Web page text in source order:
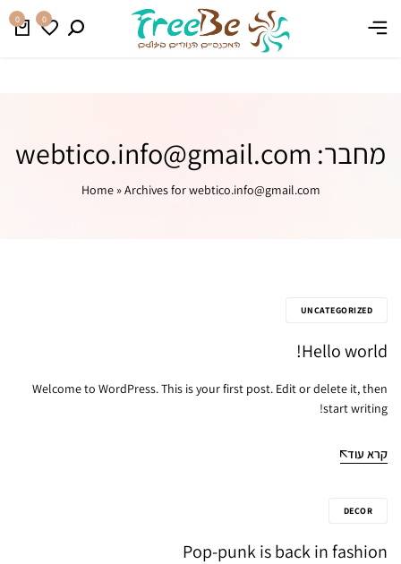
משלוח חינם בהזמנה מעל 399 ₪ קנו עכשיו 0
0
מחבר: webtico.info@gmail.com
Home»Archives for webtico.info@gmail.com
UNCATEGORIZED
Hello world!
Welcome to WordPress. This is your first post. Edit or delete it, then
start writing!
קרא עוד
DECOR
Pop-punk is back in fashion